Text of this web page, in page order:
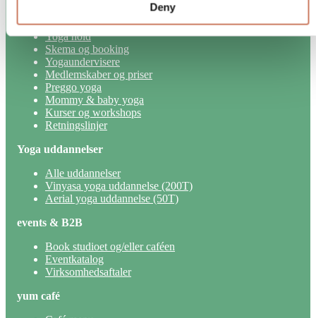
Deny
Yoga hold
Skema og booking
Yogaundervisere
Medlemskaber og priser
Preggo yoga
Mommy & baby yoga
Kurser og workshops
Retningslinjer
Yoga uddannelser
Alle uddannelser
Vinyasa yoga uddannelse (200T)
Aerial yoga uddannelse (50T)
events & B2B
Book studioet og/eller caféen
Eventkatalog
Virksomhedsaftaler
yum café